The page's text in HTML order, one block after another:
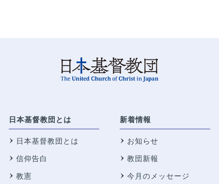
日本基督教団とは
日本基督教団とは
信仰告白
教憲
新着情報
お知らせ
教団新報
今月のメッセージ